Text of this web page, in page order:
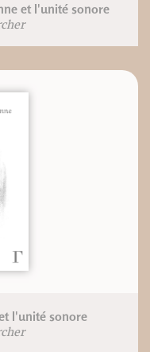
et l'unité sonore
l'unité sonore